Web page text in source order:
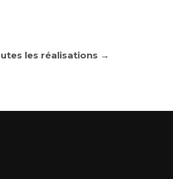
les réalisations →